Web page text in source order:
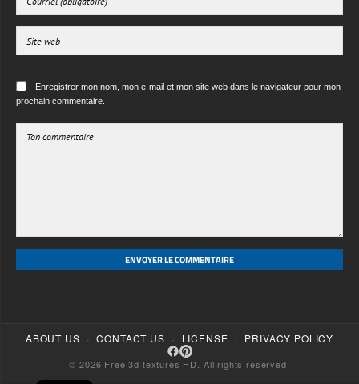
Enregistrer mon nom, mon e-mail et mon site web dans le navigateur pour mon
prochain commentaire.
CONTACT US · LICENSE